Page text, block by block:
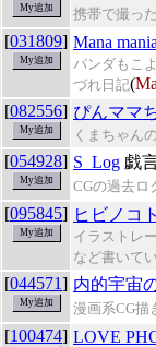
携帯で撮っ
[031809] Mana
パンダもこ
づれ日記(
[082556] ぴんママ
くまちゃん
[054928] S_Log 戯
CGの過去ロ
[095845] ヒビノコ
イラストレ
など書いて
[044571] 内的宇宙
漫画系CG描
[100474] LOVE